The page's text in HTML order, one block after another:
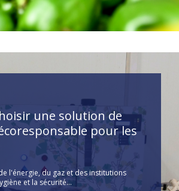
une solution de
pour les
l'énergie, du gaz et des institutions
et la sécurité...